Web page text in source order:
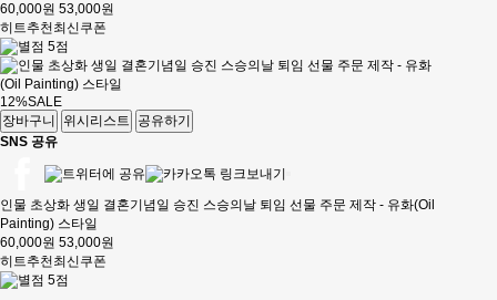
60,000원 53,000원
히트추천최신쿠폰
12%SALE
장바구니
위시리스트
공유하기
SNS 공유
인물 초상화 생일 결혼기념일 승진 스승의날 퇴임 선물 주문 제작 - 유화(Oil
Painting) 스타일
60,000원 53,000원
히트추천최신쿠폰